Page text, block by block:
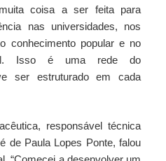
coisa a ser feita para
nas universidades, nos
conhecimento popular e no
Isso é uma rede do
ser estruturado em cada
responsável técnica
de Paula Lopes Ponte, falou